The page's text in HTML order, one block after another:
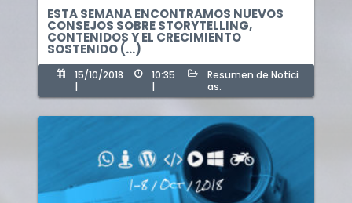
ESTA SEMANA ENCONTRAMOS NUEVOS
CONSEJOS SOBRE STORYTELLING,
CONTENIDOS Y EL CRECIMIENTO
SOSTENIDO (...)
15/10/2018
|
10:35
|
Resumen de Notici
as.